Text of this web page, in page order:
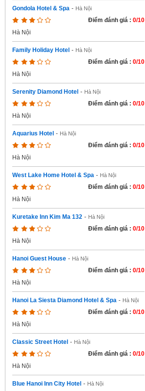
Gondola Hotel & Spa - Hà Nội
Điểm đánh giá : 0/10
Hà Nội
Family Holiday Hotel - Hà Nội
Điểm đánh giá : 0/10
Hà Nội
Serenity Diamond Hotel - Hà Nội
Điểm đánh giá : 0/10
Hà Nội
Aquarius Hotel - Hà Nội
Điểm đánh giá : 0/10
Hà Nội
West Lake Home Hotel & Spa - Hà Nội
Điểm đánh giá : 0/10
Hà Nội
Kuretake Inn Kim Ma 132 - Hà Nội
Điểm đánh giá : 0/10
Hà Nội
Hanoi Guest House - Hà Nội
Điểm đánh giá : 0/10
Hà Nội
Hanoi La Siesta Diamond Hotel & Spa - Hà Nội
Điểm đánh giá : 0/10
Hà Nội
Classic Street Hotel - Hà Nội
Điểm đánh giá : 0/10
Hà Nội
Blue Hanoi Inn City Hotel - Hà Nội